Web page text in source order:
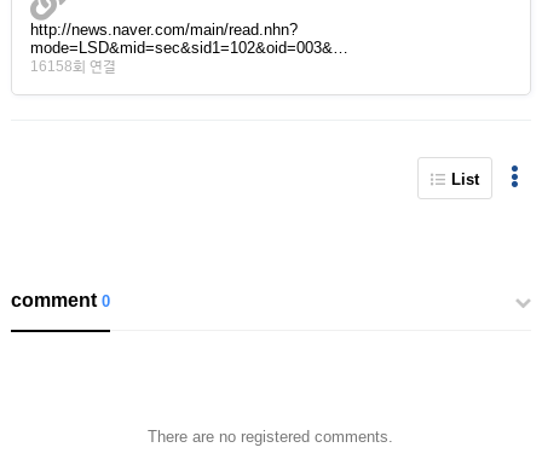
http://news.naver.com/main/read.nhn?
mode=LSD&mid=sec&sid1=102&oid=003&…
16158회 연결
List
comment0
There are no registered comments.